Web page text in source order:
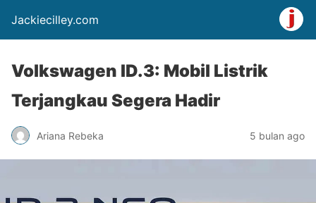
Jackiecilley.com
Volkswagen ID.3: Mobil Listrik
Terjangkau Segera Hadir
Ariana Rebeka 5 bulan ago